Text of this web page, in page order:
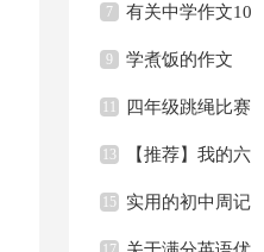
作文6篇
7 有关中学作文10
篇
9 学煮饭的作文
11 四年级跳绳比赛
作文合集10篇
13 【推荐】我的六
年级小学作文汇编6
15 实用的初中周记